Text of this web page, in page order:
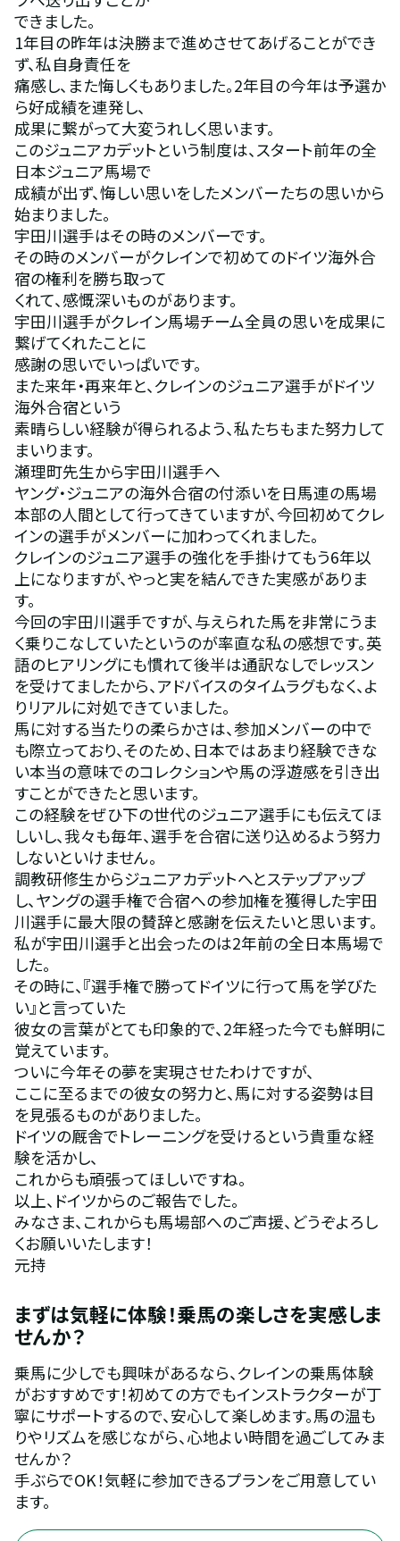
できました。
1年目の昨年は決勝まで進めさせてあげることができ
ず、私自身責任を
痛感し、また悔しくもありました。2年目の今年は予選か
ら好成績を連発し、
成果に繋がって大変うれしく思います。
このジュニアカデットという制度は、スタート前年の全
日本ジュニア馬場で
成績が出ず、悔しい思いをしたメンバーたちの思いから
始まりました。
宇田川選手はその時のメンバーです。
その時のメンバーがクレインで初めてのドイツ海外合
宿の権利を勝ち取って
くれて、感慨深いものがあります。
宇田川選手がクレイン馬場チーム全員の思いを成果に
繋げてくれたことに
感謝の思いでいっぱいです。
また来年・再来年と、クレインのジュニア選手がドイツ
海外合宿という
素晴らしい経験が得られるよう、私たちもまた努力して
まいります。
瀬理町先生から宇田川選手へ
ヤング・ジュニアの海外合宿の付添いを日馬連の馬場
本部の人間として行ってきていますが、今回初めてクレ
インの選手がメンバーに加わってくれました。
クレインのジュニア選手の強化を手掛けてもう6年以
上になりますが、やっと実を結んできた実感がありま
す。
今回の宇田川選手ですが、与えられた馬を非常にうま
く乗りこなしていたというのが率直な私の感想です。英
語のヒアリングにも慣れて後半は通訳なしでレッスン
を受けてましたから、アドバイスのタイムラグもなく、よ
りリアルに対処できていました。
馬に対する当たりの柔らかさは、参加メンバーの中で
も際立っており、そのため、日本ではあまり経験できな
い本当の意味でのコレクションや馬の浮遊感を引き出
すことができたと思います。
この経験をぜひ下の世代のジュニア選手にも伝えてほ
しいし、我々も毎年、選手を合宿に送り込めるよう努力
しないといけません。
調教研修生からジュニアカデットへとステップアップ
し、ヤングの選手権で合宿への参加権を獲得した宇田
川選手に最大限の賛辞と感謝を伝えたいと思います。
私が宇田川選手と出会ったのは2年前の全日本馬場で
した。
その時に、『選手権で勝ってドイツに行って馬を学びた
い』と言っていた
彼女の言葉がとても印象的で、2年経った今でも鮮明に
覚えています。
ついに今年その夢を実現させたわけですが、
ここに至るまでの彼女の努力と、馬に対する姿勢は目
を見張るものがありました。
ドイツの厩舎でトレーニングを受けるという貴重な経
験を活かし、
これからも頑張ってほしいですね。
以上、ドイツからのご報告でした。
みなさま、これからも馬場部へのご声援、どうぞよろし
くお願いいたします！
元持
まずは気軽に体験！乗馬の楽しさを実感しま
せんか？
乗馬に少しでも興味があるなら、クレインの乗馬体験
がおすすめです！初めての方でもインストラクターが丁
寧にサポートするので、安心して楽しめます。馬の温も
りやリズムを感じながら、心地よい時間を過ごしてみま
せんか？
手ぶらでOK！気軽に参加できるプランをご用意してい
ます。